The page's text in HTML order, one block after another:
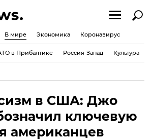
В мире Экономика Коронавирус
в Прибалтике Россия-Запад Культура
в США: Джо
ключевую
американцев